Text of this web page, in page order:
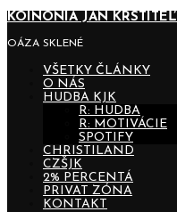
KOINONIA JÁN KRSTITEĽ
OÁZA SKLENÉ
VŠETKY ČLÁNKY
O NÁS
HUDBA KJK
R: HUDBA
R: MOTIVÁCIE
SPOTIFY
CHRISTILAND
CZŠJK
2% PERCENTÁ
PRIVAT ZÓNA
KONTAKT